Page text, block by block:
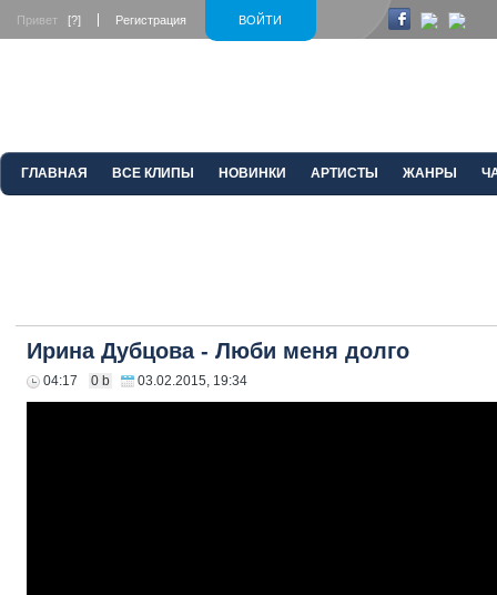
ВОЙТИ
Привет [?] Регистрация
ГЛАВНАЯ ВСЕ КЛИПЫ НОВИНКИ АРТИСТЫ ЖАНРЫ
Ирина Дубцова - Люби меня долго
04:17 0 b 03.02.2015, 19:34